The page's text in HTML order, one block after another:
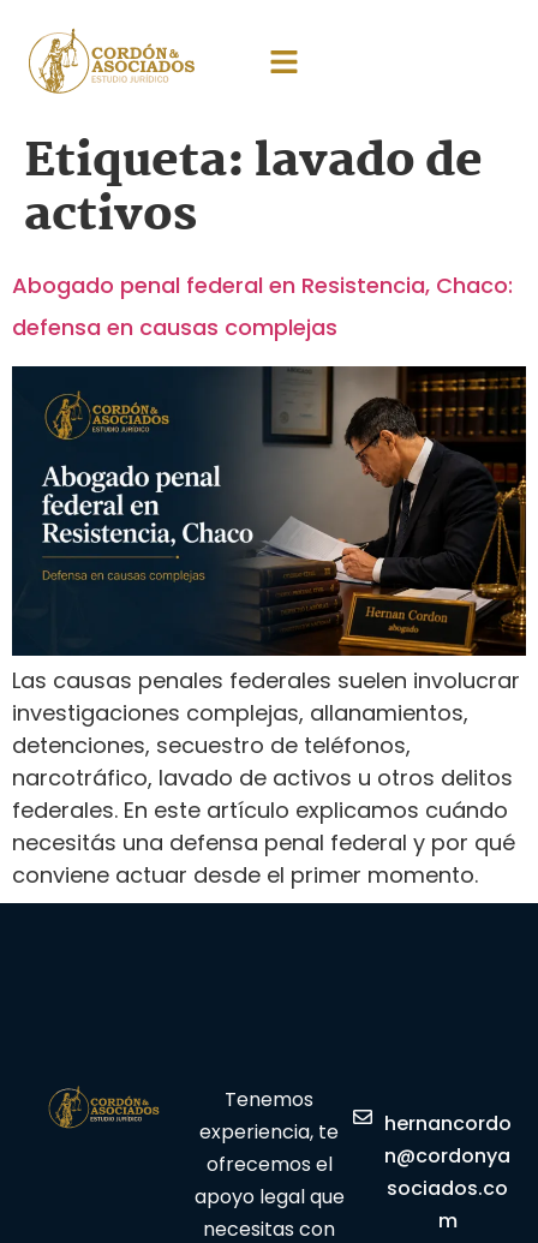
Etiqueta:lavado de
activos
Abogado penal federal en Resistencia, Chaco:
defensa en causas complejas
Las causas penales federales suelen involucrar
investigaciones complejas, allanamientos,
detenciones, secuestro de teléfonos,
narcotráfico, lavado de activos u otros delitos
federales. En este artículo explicamos cuándo
necesitás una defensa penal federal y por qué
conviene actuar desde el primer momento.
Tenemos
experiencia, te
ofrecemos el
apoyo legal que
necesitas con
hernancordo
n@cordonya
sociados.co
m